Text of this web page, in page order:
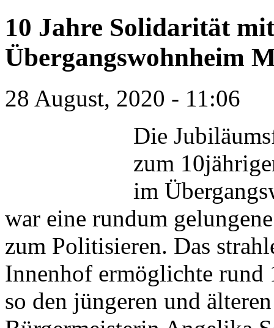
10 Jahre Solidarität
Übergangswohnheim
28 August, 2020 - 11:06
Die
zum
im
war eine rundum
zum Politisieren. Das
Innenhof ermöglichte rund
so den jüngeren und